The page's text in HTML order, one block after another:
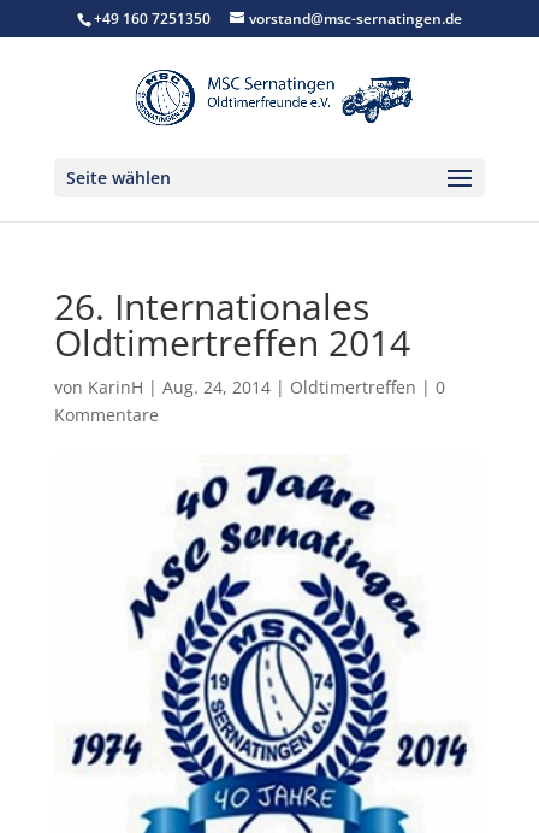
+49 160 7251350 vorstand@msc-sernatingen.de
Seite wählen
26. Internationales
Oldtimertreffen 2014
von KarinH | Aug. 24, 2014| Oldtimertreffen | 0
Kommentare